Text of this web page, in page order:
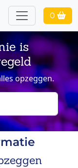
0
is
opzeggen.